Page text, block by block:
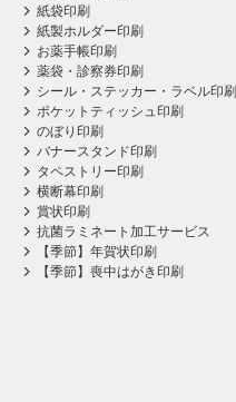
紙袋印刷
紙製ホルダー印刷
お薬手帳印刷
薬袋・診察券印刷
シール・ステッカー・ラベル印刷
ポケットティッシュ印刷
のぼり印刷
バナースタンド印刷
タペストリー印刷
横断幕印刷
賞状印刷
抗菌ラミネート加工サービス
【季節】年賀状印刷
【季節】喪中はがき印刷